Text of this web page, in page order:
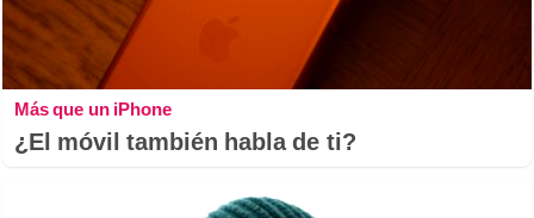
Más que un iPhone
¿El móvil también habla de ti?